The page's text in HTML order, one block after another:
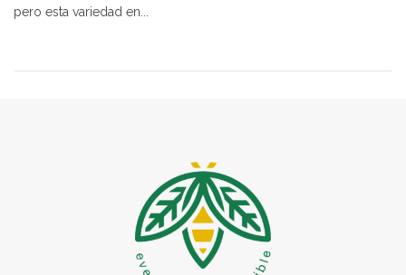
pero esta variedad en...